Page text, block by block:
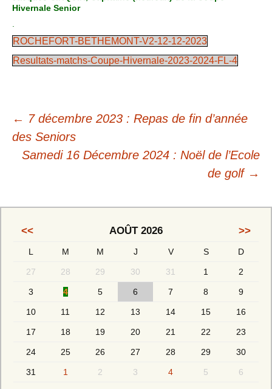
Hivernale Senior
ROCHEFORT-BETHEMONT-V2-12-12-2023
Resultats-matchs-Coupe-Hivernale-2023-2024-FL-4
← 7 décembre 2023 : Repas de fin d’année
des Seniors
Samedi 16 Décembre 2024 : Noël de l’Ecole
de golf →
<< AOÛT 2026 >>
L M M J V S D
27 28 29 30 31 1 2
3 4 5 6 7 8 9
10 11 12 13 14 15 16
17 18 19 20 21 22 23
24 25 26 27 28 29 30
31 1 2 3 4 5 6